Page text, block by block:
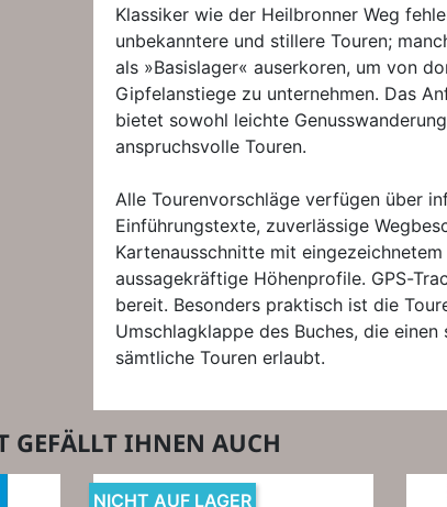
Klassiker wie der Heilbronner Weg
unbekanntere und stillere Touren;
als »Basislager« auserkoren, um von
Gipfelanstiege zu unternehmen. Das
bietet sowohl leichte
anspruchsvolle Touren.
Alle Tourenvorschläge verfügen über
Einführungstexte, zuverlässige
Kartenausschnitte mit
aussagekräftige Höhenprofile. GPS-
bereit. Besonders praktisch ist die
Umschlagklappe des Buches, die
sämtliche Touren erlaubt.
GEFÄLLT IHNEN AUCH
NICHT AUF LAGER